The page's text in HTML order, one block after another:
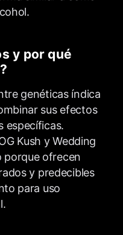
y por qué
genéticas índica
sus efectos
específicas.
Kush y Wedding
porque ofrecen
y predecibles
para uso